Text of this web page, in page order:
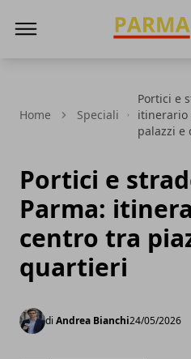
Home Speciali
Portici e
itinerario
palazzi e
Portici e
Parma:
centro tra
quartieri
di Andrea Bianchi24/05/2026